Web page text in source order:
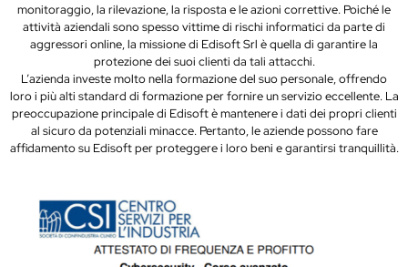
monitoraggio, la rilevazione, la risposta e le azioni correttive. Poiché le
attività aziendali sono spesso vittime di rischi informatici da parte di
aggressori online, la missione di Edisoft Srl è quella di garantire la
protezione dei suoi clienti da tali attacchi.
L’azienda investe molto nella formazione del suo personale, offrendo
loro i più alti standard di formazione per fornire un servizio eccellente. La
preoccupazione principale di Edisoft è mantenere i dati dei propri clienti
al sicuro da potenziali minacce. Pertanto, le aziende possono fare
affidamento su Edisoft per proteggere i loro beni e garantirsi tranquillità.